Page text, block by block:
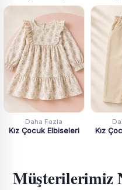
Daha Fazla
Kız Çocuk Elbiseleri Kız
Müşterilerimiz